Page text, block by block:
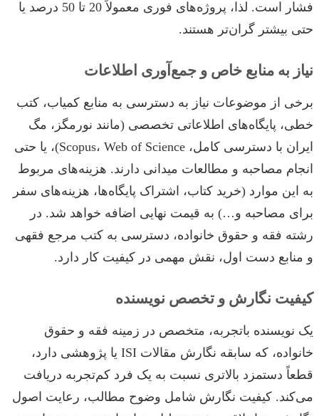
فشار است. لذا، پروژه‌های فوری معمولاً 20 تا 50 درصد یا
حتی بیشتر گران‌تر هستند.
نیاز به منابع خاص و جمع‌آوری اطلاعات
برخی از موضوعات نیاز به دسترسی به منابع کمیاب، کتب
خطی، پایگاه‌های اطلاعاتی تخصصی (مانند نورمگز، مگ
ایران با دسترسی کامل، Scopus، Web of Science)، یا حتی
انجام مصاحبه و مطالعات میدانی دارند. هزینه‌های مربوط
به این موارد (خرید کتاب، اشتراک پایگاه‌ها، هزینه‌های سفر
برای مصاحبه و…) به قیمت نهایی اضافه خواهد شد. در
رشته فقه و حقوق خانواده، دسترسی به کتب مرجع فقهی
و منابع دست اول، نقش مهمی در کیفیت کار دارد.
کیفیت نگارش و تخصص نویسنده
یک نویسنده باتجربه، متخصص در زمینه فقه و حقوق
خانواده، که سابقه نگارش مقالات ISI یا پژوهشی دارد،
قطعاً دستمزد بالاتری نسبت به یک فرد کم‌تجربه دریافت
می‌کند. کیفیت نگارش شامل وضوح مطالب، رعایت اصول